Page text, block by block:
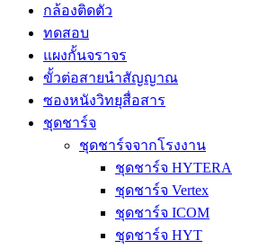
กล้องติดตัว
ทดสอบ
แผงกั้นจราจร
ขั้วต่อสายนำสัญญาณ
ซองหนังวิทยุสื่อสาร
ชุดชาร์จ
ชุดชาร์จจากโรงงาน
ชุดชาร์จ HYTERA
ชุดชาร์จ Vertex
ชุดชาร์จ ICOM
ชุดชาร์จ HYT